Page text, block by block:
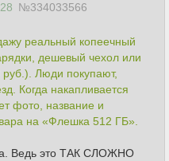
№334033566
реальный копеечный
дешевый чехол или
Люди покупают,
Когда накапливается
фото, название и
на «Флешка 512 ГБ».
Ведь это ТАК СЛОЖНО